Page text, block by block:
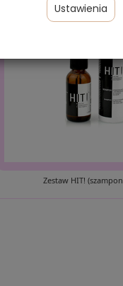
Zestaw HIT!
Ustawienia